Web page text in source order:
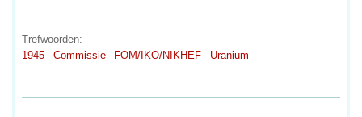
Trefwoorden:
1945
Commissie FOM/IKO/NIKHEF Uranium